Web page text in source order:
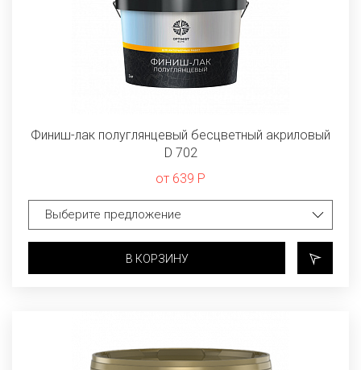
Финиш-лак полуглянцевый бесцветный акриловый
D 702
от 639 Р
В КОРЗИНУ